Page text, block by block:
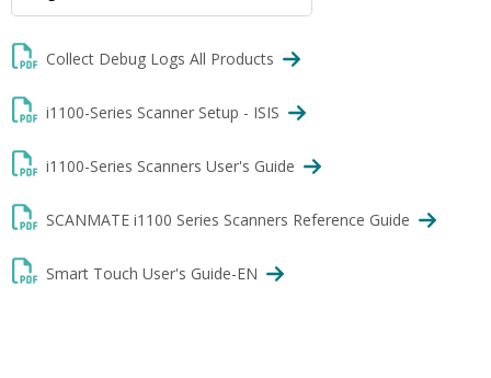
Collect Debug Logs All Products
i1100-Series Scanner Setup - ISIS
i1100-Series Scanners User's Guide
SCANMATE i1100 Series Scanners Reference Guide
Smart Touch User's Guide-EN